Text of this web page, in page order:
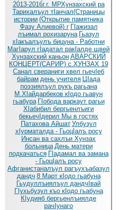
2013-2016г.г. МРХунзахский ра
Тарихалъул тIанчал(Страницы
истории (Открытие памятника
Фазу Алиевой) г ГIажизал
лъимал рохизаруна Гьазул
хIакъалъулъ бицуна - Работни
МагIарул гIадатал ракIалде щвей
Хунзахский каньон АВАРСКИЙ
КОНЦЕРТ(САРИР) с.ХУНЗАХ 19
Санал свераниги хвел гьечIеб
байрам день учителя ЦIада
поэзиялъул рукъ рагьана
М.ХIайдарбеков кIодо гьавун
гьабура ГIобода варкаут рагьи
ХIабибил бергьенлъиги
бекьечIдерил Мы в гостях
Патахова Айшат Улбузул
хIурматалда - ГьоцIалъ росу
Инсан ва сахлъи Хунзах
больница День матери
подкачаться ГIадамал ва замана
- ГьоцIалъ росу
Афганистаналъул рагъухъабазул
дандч 8 Март кIодо гьабуна
Гьудуллъиялъул дандчIвай
ГIухьбузул къо кIодо гьабуна
КIудияб бергьенлъиялде
рачIунаго